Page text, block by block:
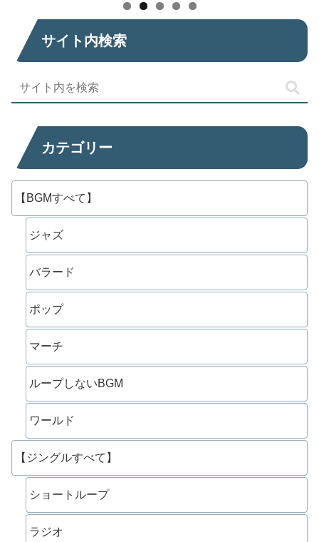
サイト内検索
カテゴリー
【BGMすべて】
ジャズ
バラード
ポップ
マーチ
ループしないBGM
ワールド
【ジングルすべて】
ショートループ
ラジオ